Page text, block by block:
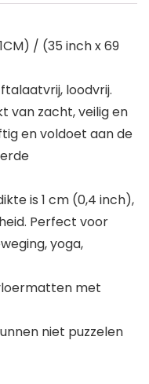
/ (35 inch x 69
ftalaatvrij, loodvrij.
van zacht, veilig en
en voldoet aan de
is 1 cm (0,4 inch),
Perfect voor
yoga,
met
niet puzzelen